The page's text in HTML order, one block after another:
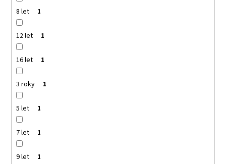
8 let 1
12 let 1
16 let 1
3 roky 1
5 let 1
7 let 1
9 let 1